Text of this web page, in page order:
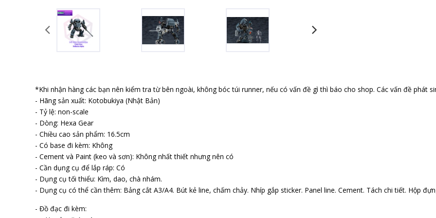
*Khi nhận hàng các bạn nên kiểm tra từ bên ngoài, không bóc túi runner, nếu có vấn đề gì thì báo cho shop. Các vấn đề phát
- Hãng sản xuất: Kotobukiya (Nhật Bản)
- Tỷ lệ: non-scale
- Dòng: Hexa Gear
- Chiều cao sản phẩm: 16.5cm
- Có base đi kèm: Không
- Cement và Paint (keo và sơn): Không nhất thiết nhưng nên có
- Cần dụng cụ để lắp ráp: Có
- Dụng cụ tối thiểu: Kìm, dao, chà nhám.
- Dụng cụ có thể cần thêm: Bảng cắt A3/A4. Bút kẻ line, chấm chảy. Nhíp gắp sticker. Panel line. Cement. Tách chi tiết. Hộp
- Đồ đạc đi kèm: